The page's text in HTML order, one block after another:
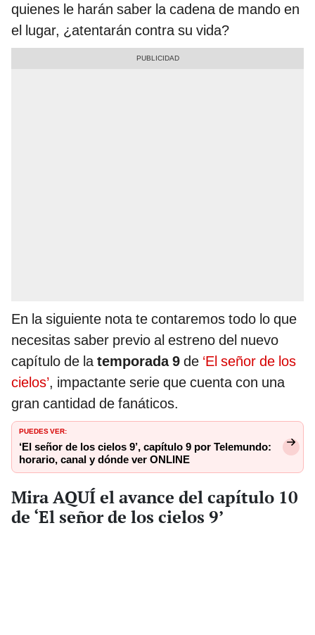
quienes le harán saber la cadena de mando en
el lugar, ¿atentarán contra su vida?
En la siguiente nota te contaremos todo lo que
necesitas saber previo al estreno del nuevo
capítulo de latemporada 9 de ‘El señor de los
cielos’, impactante serie que cuenta con una
gran cantidad de fanáticos.
PUEDES VER:
‘El señor de los cielos 9’, capítulo 9 por Telemundo:
horario, canal y dónde ver ONLINE
Mira AQUÍ el avance del capítulo 10
de ‘El señor de los cielos 9’